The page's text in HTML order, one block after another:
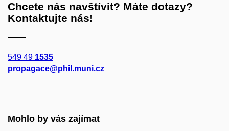
Chcete nás navštívit? Máte dotazy?
Kontaktujte nás!
549 49 1535
propagace@phil.muni.cz
Mohlo by vás zajímat